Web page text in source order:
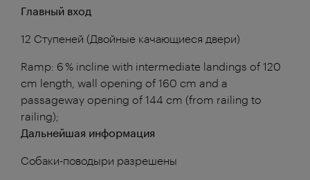
Главный вход
12 Ступеней (Двойные качающиеся двери)
Ramp: 6 % incline with intermediate landings of 120
cm length, wall opening of 160 cm and a
passageway opening of 144 cm (from railing to
railing);
Дальнейшая информация
Собаки-поводыри разрешены